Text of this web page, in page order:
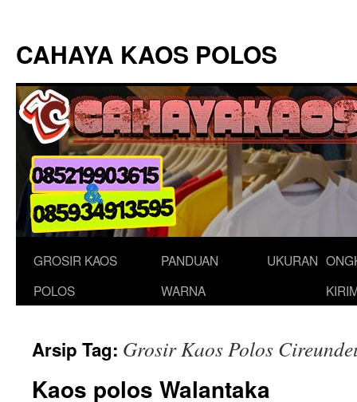
isi
CAHAYA KAOS POLOS
GROSIR KAOS
POLOS
PANDUAN
WARNA
UKURAN
Arsip Tag: Grosir Kaos Polos
Kaos polos Walantaka